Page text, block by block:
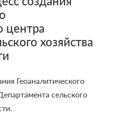
центра
хозяйства
Геоаналитического
сельского